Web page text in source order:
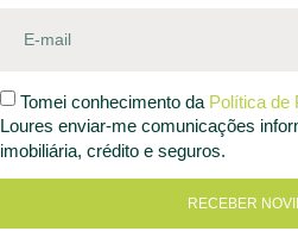
Tomei conhecimento da Política de
Loures enviar-me comunicações
imobiliária, crédito e seguros.
RECEBER